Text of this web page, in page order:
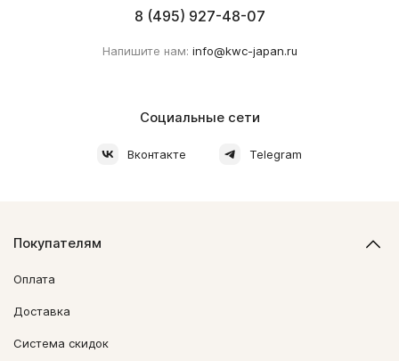
8 (495) 927-48-07
Напишите нам: info@kwc-japan.ru
Социальные сети
Вконтакте Telegram
Покупателям
Оплата
Доставка
Система скидок